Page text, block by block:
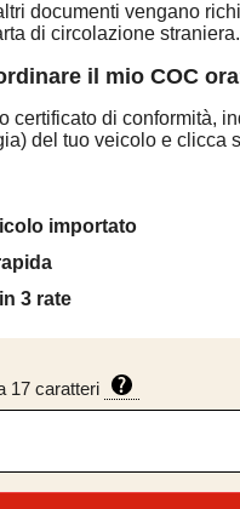
documenti vengano
di circolazione straniera.
il mio COC
certificato di conformità,
del tuo veicolo e clicca
importato
3 rate
17 caratteri